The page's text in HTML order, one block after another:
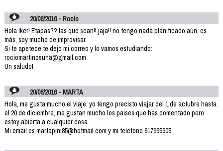
20/06/2016 - Rocío
Hola Iker! Etapas?? las que sean!! jaja!! no tengo nada planificado aún, es
más, soy mucho de improvisar.
Si te apetece te dejo mi correo y lo vamos estudiando:
rociomartinosuna@gmail.com
Un saludo!
20/06/2016 - MARTA
Hola, me gusta mucho el viaje, yo tengo precisto viajar del 1 de actubre hasta
el 20 de diciembre, me gustan mucho los paises que has comentado pero
estoy abierta a cualquier cosa.
Mi email es martapini85@hotmail.com y mi telefono 617995905